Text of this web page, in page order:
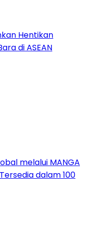
Hentikan
di ASEAN
melalui MANGA
dalam 100